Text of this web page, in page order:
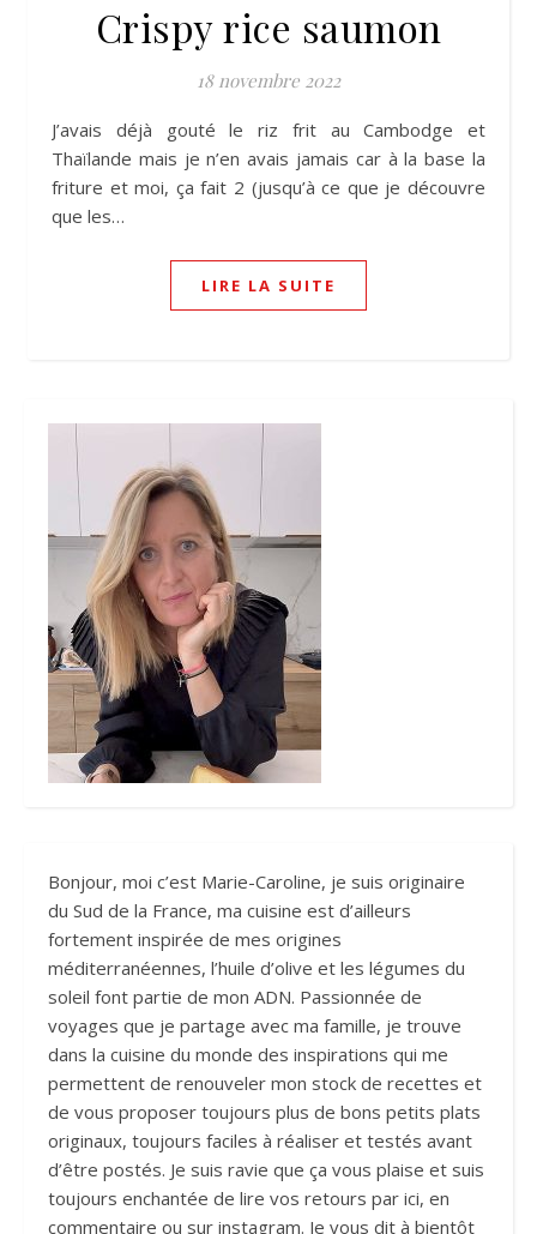
Crispy rice saumon
18 novembre 2022
J’avais déjà gouté le riz frit au Cambodge et
Thaïlande mais je n’en avais jamais car à la base la
friture et moi, ça fait 2 (jusqu’à ce que je découvre
que les…
LIRE LA SUITE
Bonjour, moi c’est Marie-Caroline, je suis originaire
du Sud de la France, ma cuisine est d’ailleurs
fortement inspirée de mes origines
méditerranéennes, l’huile d’olive et les légumes du
soleil font partie de mon ADN. Passionnée de
voyages que je partage avec ma famille, je trouve
dans la cuisine du monde des inspirations qui me
permettent de renouveler mon stock de recettes et
de vous proposer toujours plus de bons petits plats
originaux, toujours faciles à réaliser et testés avant
d’être postés. Je suis ravie que ça vous plaise et suis
toujours enchantée de lire vos retours par ici, en
commentaire ou sur instagram. Je vous dit à bientôt